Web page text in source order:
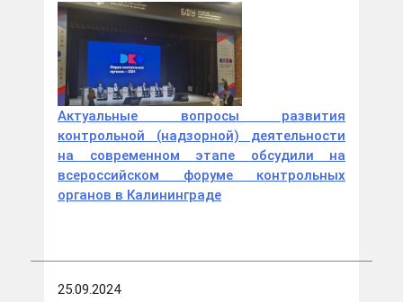
Актуальные вопросы развития
контрольной (надзорной) деятельности
на современном этапе обсудили на
всероссийском форуме контрольных
органов в Калининграде
25.09.2024